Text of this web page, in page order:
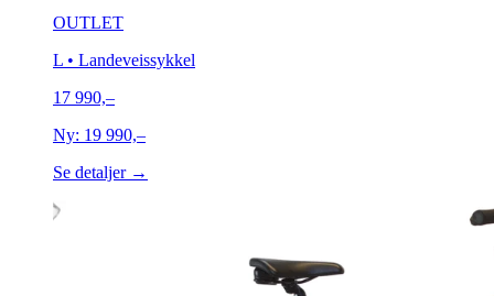
OUTLET
L • Landeveissykkel
17 990,–
Ny: 19 990,–
Se detaljer →